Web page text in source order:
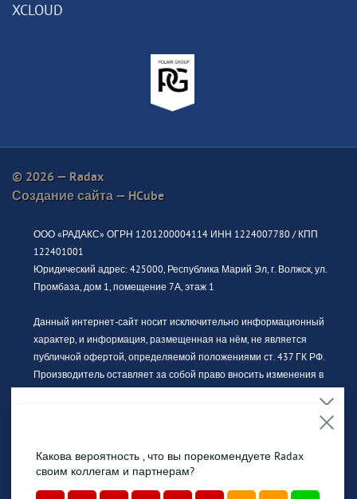
XCLOUD
© 2026 — Radax
Создание сайта —HCube
ООО «РАДАКС» ОГРН 1201200004114 ИНН 1224007780 / КПП
122401001
Юридический адрес: 425000, Республика Марий Эл, г. Волжск, ул.
Промбаза, дом 1, помещение 7А, этаж 1
Данный интернет-сайт носит исключительно информационный
характер, и информация, размещенная на нём, не является
публичной офертой, определяемой положениями ст. 437 ГК РФ.
Производитель оставляет за собой право вносить изменения в
Изображение продукции может отличаться от фактического вида.
Интерьерные иллюстрации и примеры использования
сделать Вашу работу максимально удобной.
Продолжая использовать сайт, Вы даете
Какова вероятность , что вы порекомендуете Radax
своим коллегам и партнерам?